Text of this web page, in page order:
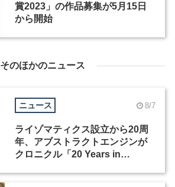
賞2023」の作品募集が5月15日
から開始
そのほかのニュース
ニュース 8/7
ライゾマティクス設立から20周
年、アブストラクトエンジンが
クロニクル「20 Years in